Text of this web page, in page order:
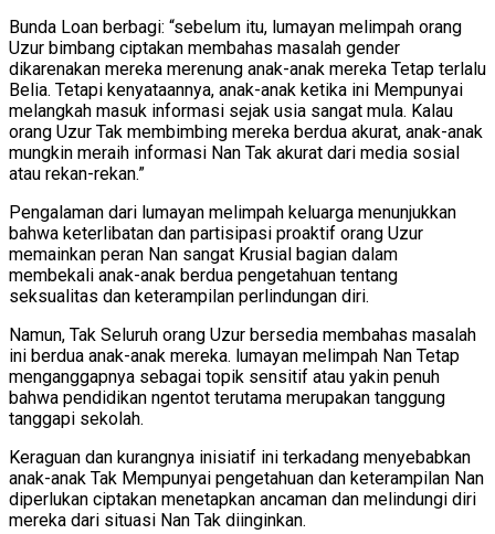
Bunda Loan berbagi: “sebelum itu, lumayan melimpah orang
Uzur bimbang ciptakan membahas masalah gender
dikarenakan mereka merenung anak-anak mereka Tetap terlalu
Belia. Tetapi kenyataannya, anak-anak ketika ini Mempunyai
melangkah masuk informasi sejak usia sangat mula. Kalau
orang Uzur Tak membimbing mereka berdua akurat, anak-anak
mungkin meraih informasi Nan Tak akurat dari media sosial
atau rekan-rekan.”
Pengalaman dari lumayan melimpah keluarga menunjukkan
bahwa keterlibatan dan partisipasi proaktif orang Uzur
memainkan peran Nan sangat Krusial bagian dalam
membekali anak-anak berdua pengetahuan tentang
seksualitas dan keterampilan perlindungan diri.
Namun, Tak Seluruh orang Uzur bersedia membahas masalah
ini berdua anak-anak mereka. lumayan melimpah Nan Tetap
menganggapnya sebagai topik sensitif atau yakin penuh
bahwa pendidikan ngentot terutama merupakan tanggung
tanggapi sekolah.
Keraguan dan kurangnya inisiatif ini terkadang menyebabkan
anak-anak Tak Mempunyai pengetahuan dan keterampilan Nan
diperlukan ciptakan menetapkan ancaman dan melindungi diri
mereka dari situasi Nan Tak diinginkan.